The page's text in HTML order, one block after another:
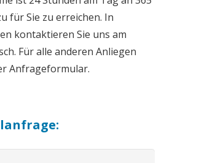
In
kontaktieren Sie uns am
Für alle anderen Anliegen
nutzen Sie unser Anfrageformular.